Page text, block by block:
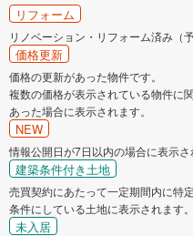
リフォーム
リノベーション・リフォーム済み（
価格更新
価格の更新があった物件です。
複数の価格が表示されている物件に
あった場合に表示されます。
NEW
情報公開日が7日以内の場合に表示さ
建築条件付き土地
売買契約にあたって一定期間内に特
条件にしている土地に表示されます。
未入居